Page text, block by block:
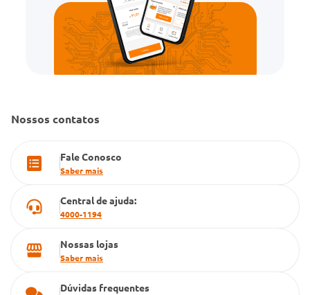
Cartão Grupo Conde
Nossos contatos
Fale Conosco
Saber mais
Central de ajuda:
4000-1194
Nossas lojas
Saber mais
Dúvidas frequentes